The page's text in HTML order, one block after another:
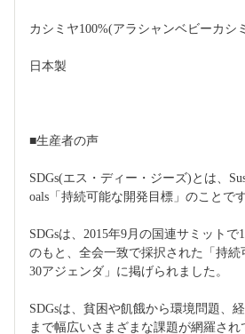
カシミヤ100%(アラシャンベビーカシ
日本製
■生産者の声
SDGs(エス・ディー・ジーズ)とは、
oals「持続可能な開発目標」のことです
SDGsは、2015年9月の国連サミットで
のもと、全会一致で採択された「持続
30アジェンダ」に掲げられました。
SDGsは、貧困や飢餓から環境問題、
まで幅広いさまざまな課題が網羅さ